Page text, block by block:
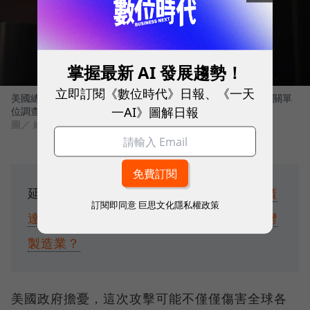
美國總統拜登擔心這次攻擊幕後黑手是俄羅斯政府，正要求相關單
位調查背後指使者。
圖／ 維基百科
延伸閱讀：
資安升級成國安問題，宏碁、廣
達都是受害者！為何勒索病毒頻頻找上台灣
製造業？
美國政府擔憂，這次攻擊可能不僅僅傷害全球各
掌握最新 AI 發展趨勢！
立即訂閱《數位時代》日報、《一天
一AI》圖解日報
訂閱即同意 巨思文化隱私權政策